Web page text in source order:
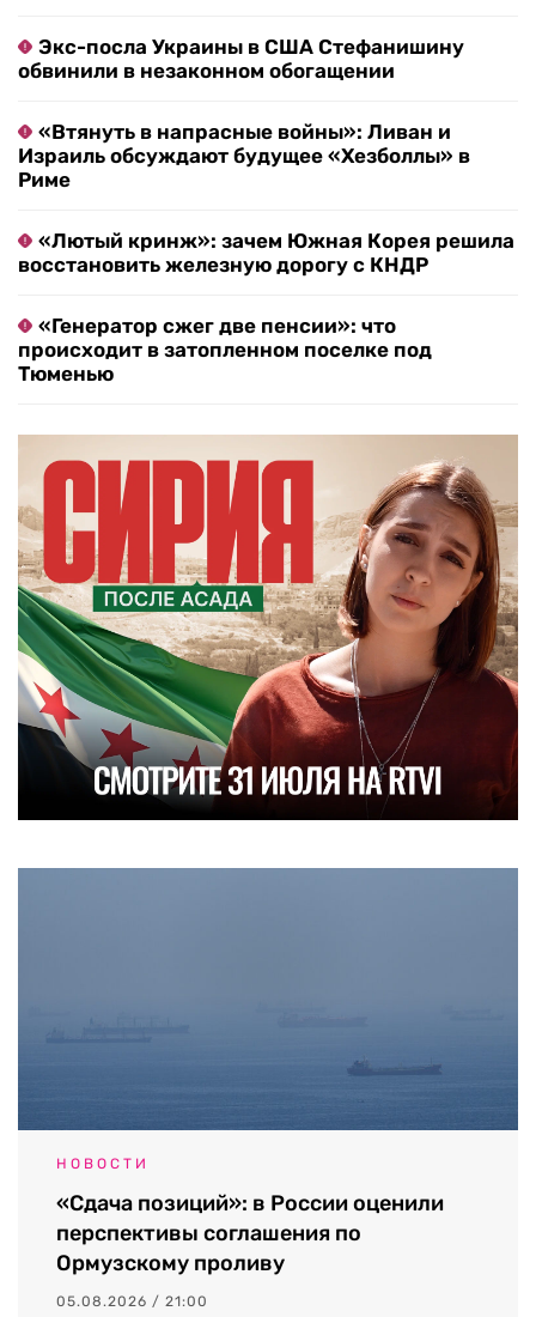
Экс-посла Украины в США Стефанишину
обвинили в незаконном обогащении
«Втянуть в напрасные войны»: Ливан и
Израиль обсуждают будущее «Хезболлы» в
Риме
«Лютый кринж»: зачем Южная Корея решила
восстановить железную дорогу с КНДР
«Генератор сжег две пенсии»: что
происходит в затопленном поселке под
Тюменью
НОВОСТИ
«Сдача позиций»: в России оценили
перспективы соглашения по
Ормузскому проливу
05.08.2026 / 21:00